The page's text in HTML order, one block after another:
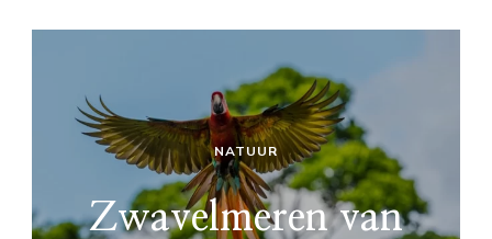
NATUUR
Zwavelmeren van